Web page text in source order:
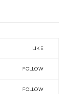
LIKE
FOLLOW
FOLLOW